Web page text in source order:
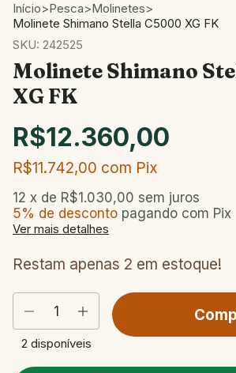
Início>Pesca>Molinetes>
Molinete Shimano Stella C5000 XG FK
SKU: 242525
Molinete Shimano
XG FK
R$12.360,00
R$11.742,00 com Pix
12 x de R$1.030,00 sem juros
5% de desconto pagando com Pix
Ver mais detalhes
Restam apenas 2 em estoque!
2 disponíveis